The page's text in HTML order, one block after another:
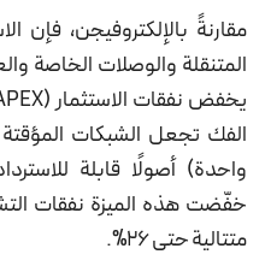
مقارنةً بالإلكتروفيجن، فإن
المتنقلة والوصلات الخاصة
الفك تجعل الشبكات
واحدة) أصولًا قابلة
متتالية حتى 26%.